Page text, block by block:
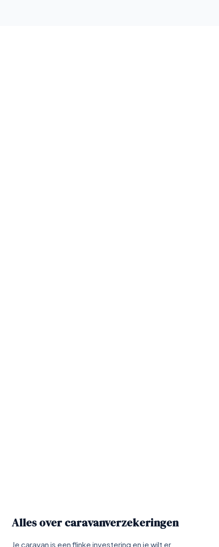
Alles over caravanverzekeringen
Je caravan is een flinke investering en je wilt er